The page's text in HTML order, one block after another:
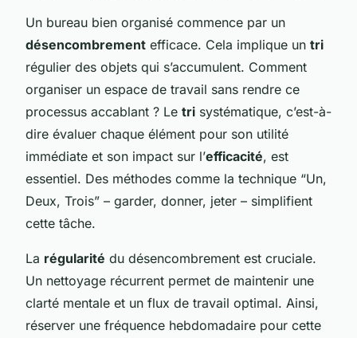
Un bureau bien organisé commence par un
désencombrement efficace. Cela implique un tri
régulier des objets qui s’accumulent. Comment
organiser un espace de travail sans rendre ce
processus accablant ? Le tri systématique, c’est-à-
dire évaluer chaque élément pour son utilité
immédiate et son impact sur l’efficacité, est
essentiel. Des méthodes comme la technique “Un,
Deux, Trois” – garder, donner, jeter – simplifient
cette tâche.
La régularité du désencombrement est cruciale.
Un nettoyage récurrent permet de maintenir une
clarté mentale et un flux de travail optimal. Ainsi,
réserver une fréquence hebdomadaire pour cette